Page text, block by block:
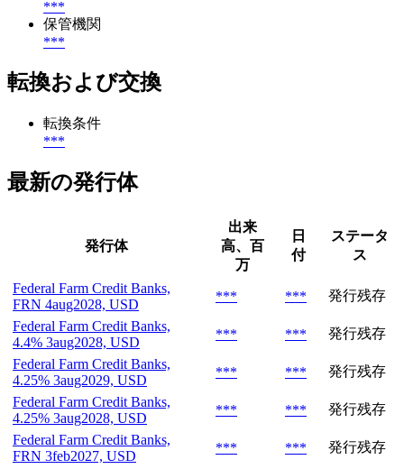
***
保管機関
***
転換および交換
転換条件
***
最新の発行体
発行体
出来
高、百
万
日
付
ステータ
ス
Federal Farm Credit Banks,
FRN 4aug2028, USD
*** ***
発行残存
Federal Farm Credit Banks,
4.4% 3aug2028, USD
*** ***
発行残存
Federal Farm Credit Banks,
4.25% 3aug2029, USD
*** ***
発行残存
Federal Farm Credit Banks,
4.25% 3aug2028, USD
*** ***
発行残存
Federal Farm Credit Banks,
FRN 3feb2027, USD
*** ***
発行残存